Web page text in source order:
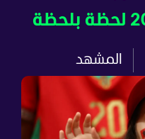
المشهد